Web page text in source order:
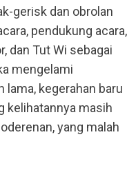
gerisk dan obrolan
pendukung acara,
dan Tut Wi sebagai
mengelami
lama, kegerahan baru
kelihatannya masih
yang malah